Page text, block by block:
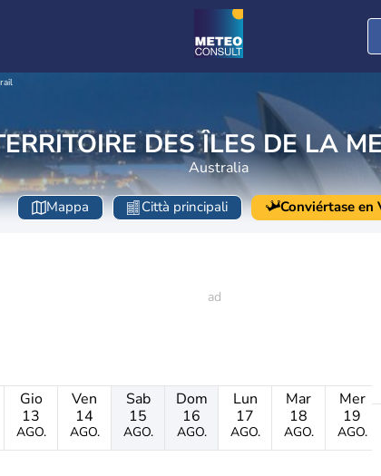
DES ÎLES DE LA
Australia
Mappa Città principali Conviértase en
Gio
13
AGO.
Ven
14
AGO.
Sab
15
AGO.
Dom
16
AGO.
Lun
17
AGO.
Mar
18
AGO.
Mer
19
AGO.